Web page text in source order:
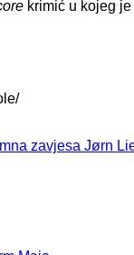
krimić u kojeg
zavjesa Jørn